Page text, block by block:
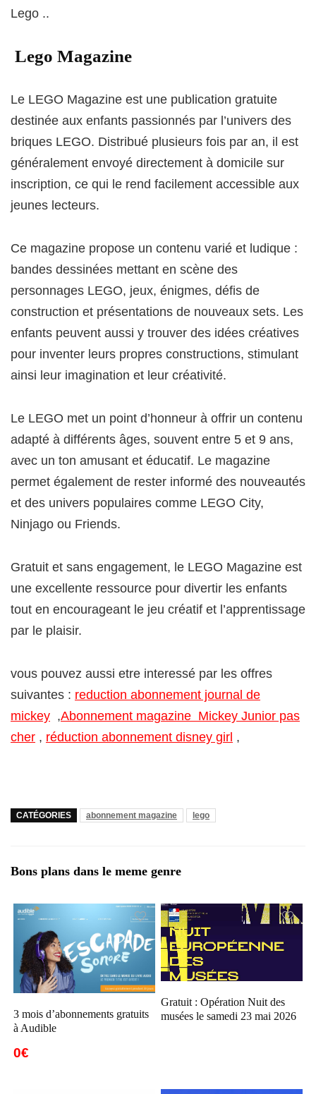
Lego ..
Lego Magazine
Le LEGO Magazine est une publication gratuite
destinée aux enfants passionnés par l’univers des
briques LEGO. Distribué plusieurs fois par an, il est
généralement envoyé directement à domicile sur
inscription, ce qui le rend facilement accessible aux
jeunes lecteurs.
Ce magazine propose un contenu varié et ludique :
bandes dessinées mettant en scène des
personnages LEGO, jeux, énigmes, défis de
construction et présentations de nouveaux sets. Les
enfants peuvent aussi y trouver des idées créatives
pour inventer leurs propres constructions, stimulant
ainsi leur imagination et leur créativité.
Le LEGO met un point d’honneur à offrir un contenu
adapté à différents âges, souvent entre 5 et 9 ans,
avec un ton amusant et éducatif. Le magazine
permet également de rester informé des nouveautés
et des univers populaires comme LEGO City,
Ninjago ou Friends.
Gratuit et sans engagement, le LEGO Magazine est
une excellente ressource pour divertir les enfants
tout en encourageant le jeu créatif et l’apprentissage
par le plaisir.
vous pouvez aussi etre interessé par les offres
suivantes : reduction abonnement journal de
mickey ,Abonnement magazine Mickey Junior pas
cher , réduction abonnement disney girl ,
CATÉGORIES abonnement magazine lego
Bons plans dans le meme genre
3 mois d’abonnements gratuits
à Audible
0€
Gratuit : Opération Nuit des
musées le samedi 23 mai 2026